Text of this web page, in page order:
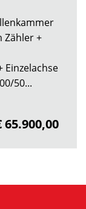
Zähler +
Einzelachse
50...
65.900,00